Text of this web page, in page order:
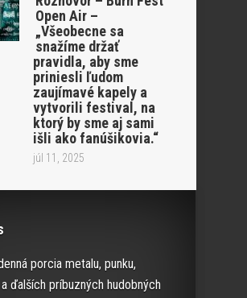
Open Air –
„Všeobecne sa
snažíme držať
pravidla, aby sme
priniesli ľudom
zaujímavé kapely a
vytvorili festival, na
ktorý by sme aj sami
išli ako fanúšikovia.“
júl 11, 2025
porcia metalu, punku,
ďalších príbuzných hudobných